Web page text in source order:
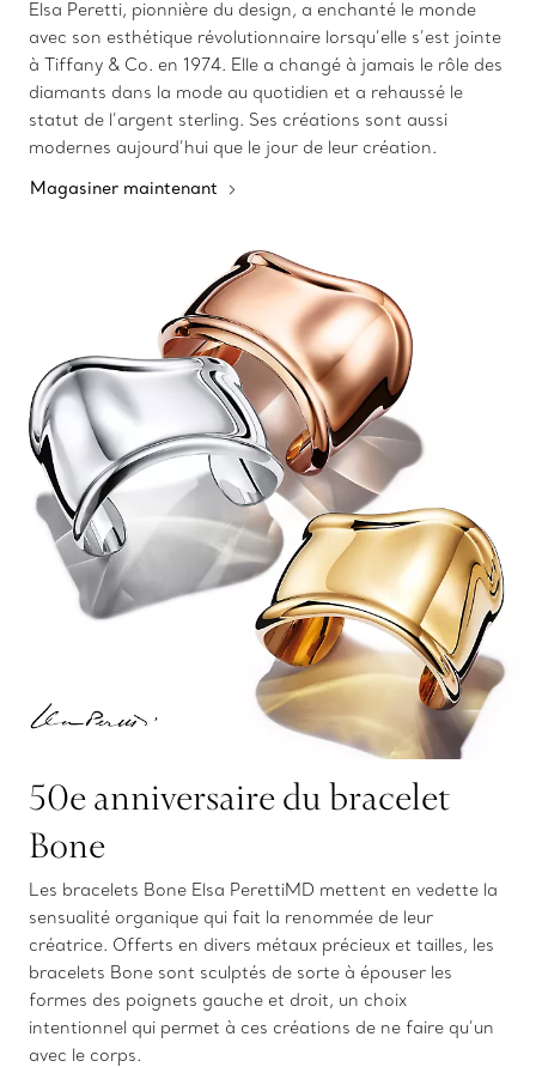
Elsa Peretti, pionnière du design, a enchanté le monde
avec son esthétique révolutionnaire lorsqu’elle s’est jointe
à Tiffany & Co. en 1974. Elle a changé à jamais le rôle des
diamants dans la mode au quotidien et a rehaussé le
statut de l’argent sterling. Ses créations sont aussi
modernes aujourd’hui que le jour de leur création.
Magasiner maintenant
50e anniversaire du bracelet
Bone
Les bracelets Bone Elsa PerettiMD mettent en vedette la
sensualité organique qui fait la renommée de leur
créatrice. Offerts en divers métaux précieux et tailles, les
bracelets Bone sont sculptés de sorte à épouser les
formes des poignets gauche et droit, un choix
intentionnel qui permet à ces créations de ne faire qu’un
avec le corps.